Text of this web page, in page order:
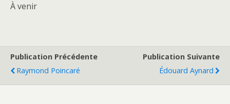
À venir
Publication Précédente
Raymond Poincaré
Publication Suivante
Édouard Aynard